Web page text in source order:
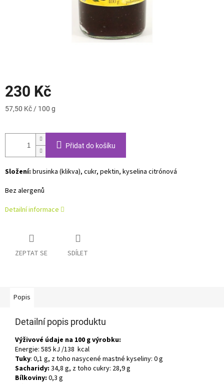
230 Kč
Měrná
57,50 Kč / 100 g
Přidat do košíku
Složení: brusinka (klikva), cukr, pektin, kyselina citrónová
Bez alergenů
Detailní informace
ZEPTAT SE SDÍLET
Popis
Detailní popis produktu
Výživové údaje na 100 g výrobku:
Energie: 585 kJ /138 kcal
Tuky: 0,1 g, z toho nasycené mastné kyseliny: 0 g
Sacharidy: 34,8 g, z toho cukry: 28,9 g
Bílkoviny: 0,3 g